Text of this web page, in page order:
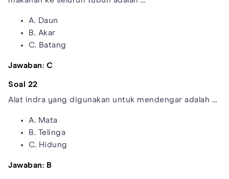
A. Daun
B. Akar
C. Batang
Jawaban: C
Soal 22
Alat indra yang digunakan untuk mendengar adalah …
A. Mata
B. Telinga
C. Hidung
Jawaban: B